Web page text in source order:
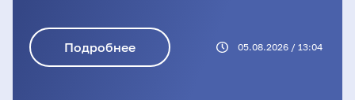
Подробнее 05.08.2026 / 13:04